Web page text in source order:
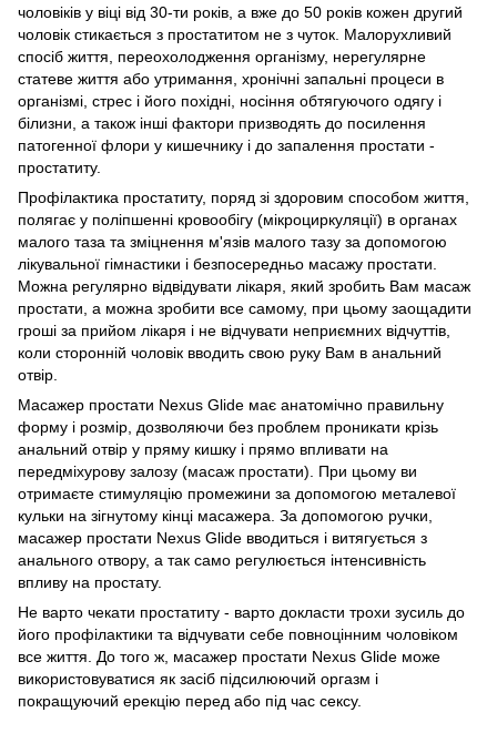
чоловіків у віці від 30-ти років, а вже до 50 років кожен другий
чоловік стикається з простатитом не з чуток. Малорухливий
спосіб життя, переохолодження організму, нерегулярне
статеве життя або утримання, хронічні запальні процеси в
організмі, стрес і його похідні, носіння обтягуючого одягу і
білизни, а також інші фактори призводять до посилення
патогенної флори у кишечнику і до запалення простати -
простатиту.
Профілактика простатиту, поряд зі здоровим способом життя,
полягає у поліпшенні кровообігу (мікроциркуляції) в органах
малого таза та зміцнення м'язів малого тазу за допомогою
лікувальної гімнастики і безпосередньо масажу простати.
Можна регулярно відвідувати лікаря, який зробить Вам масаж
простати, а можна зробити все самому, при цьому заощадити
гроші за прийом лікаря і не відчувати неприємних відчуттів,
коли сторонній чоловік вводить свою руку Вам в анальний
отвір.
Масажер простати Nexus Glide має анатомічно правильну
форму і розмір, дозволяючи без проблем проникати крізь
анальний отвір у пряму кишку і прямо впливати на
передміхурову залозу (масаж простати). При цьому ви
отримаєте стимуляцію промежини за допомогою металевої
кульки на зігнутому кінці масажера. За допомогою ручки,
масажер простати Nexus Glide вводиться і витягується з
анального отвору, а так само регулюється інтенсивність
впливу на простату.
Не варто чекати простатиту - варто докласти трохи зусиль до
його профілактики та відчувати себе повноцінним чоловіком
все життя. До того ж, масажер простати Nexus Glide може
використовуватися як засіб підсилюючий оргазм і
покращуючий ерекцію перед або під час сексу.